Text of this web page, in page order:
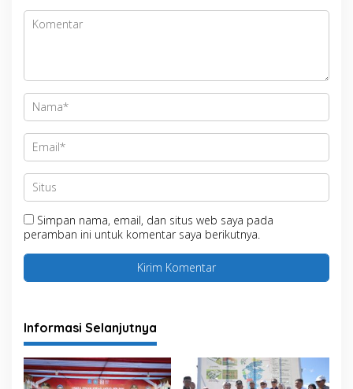
Simpan nama, email, dan situs web saya pada
peramban ini untuk komentar saya berikutnya.
Informasi Selanjutnya